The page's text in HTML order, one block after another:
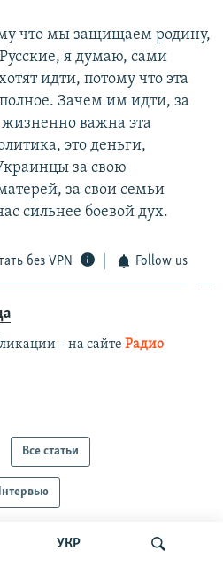
УКР
что мы защищаем родину,
я думаю, сами
идти, потому что эта
Зачем им идти, за
важна эта
это деньги,
за свою
за свои семьи
сильнее боевой дух.
без VPN Follow us
– на сайте Радио
Все статьи